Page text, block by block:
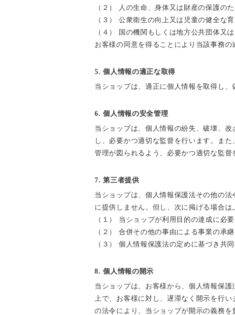
（２） 人の生命、身体又は財産の保護の
（３） 公衆衛生の向上又は児童の健全な
（４） 国の機関もしくは地方公共団体又
お客様の同意を得ることにより当該事務
5. 個人情報の適正な取得
当ショップは、適正に個人情報を取得し
6. 個人情報の安全管理
当ショップは、個人情報の紛失、破壊、
し、必要かつ適切な監督を行います。ま
管理が図られるよう、必要かつ適切な監督
7. 第三者提供
当ショップは、個人情報保護法その他の
に提供しません。但し、次に掲げる場合
（１） 当ショップが利用目的の達成に必
（２） 合併その他の事由による事業の承
（３） 個人情報保護法の定めに基づき共
8. 個人情報の開示
当ショップは、お客様から、個人情報保
上で、お客様に対し、遅滞なく開示を行
の法令により、当ショップが開示の義務を